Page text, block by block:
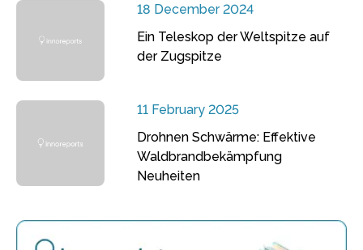
18 December 2024
Ein Teleskop der Weltspitze auf
der Zugspitze
11 February 2025
Drohnen Schwärme: Effektive
Waldbrandbekämpfung
Neuheiten